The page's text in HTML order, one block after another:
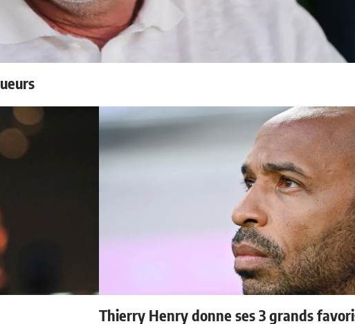
Thierry Henry donne ses 3 grands